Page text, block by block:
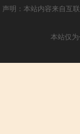
声明：本站内容来自互
本站仅